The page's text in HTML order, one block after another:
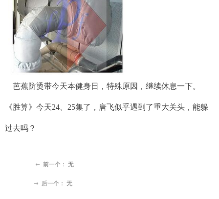
ꂃ 前一个： 无
ꁹ 后一个： 无
芭蕉防烫带今天本健身日，特殊原因，继续休息一下。
《胜算》今天24、25集了，唐飞似乎遇到了重大关头，能躲
过去吗？